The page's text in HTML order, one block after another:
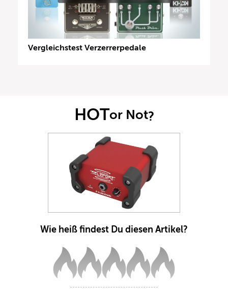
Vergleichstest Verzerrerpedale
HOTor Not?
Wie heiß findest Du diesen Artikel?